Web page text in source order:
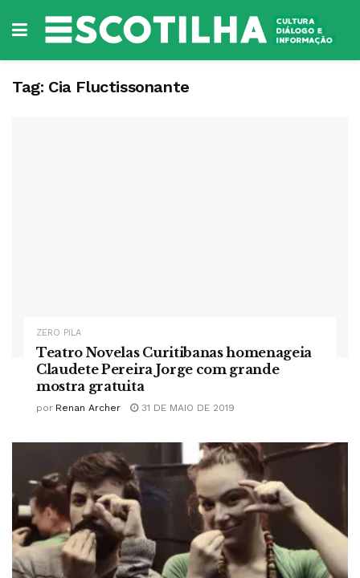
Tag: Cia Fluctissonante
ZERO PILA
Teatro Novelas Curitibanas homenageia
Claudete Pereira Jorge com grande
mostra gratuita
por Renan Archer 31 DE MAIO DE 2019